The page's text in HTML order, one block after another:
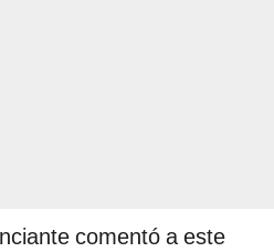
comentó a este